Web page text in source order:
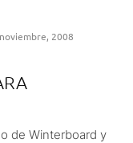
2008
de Winterboard y